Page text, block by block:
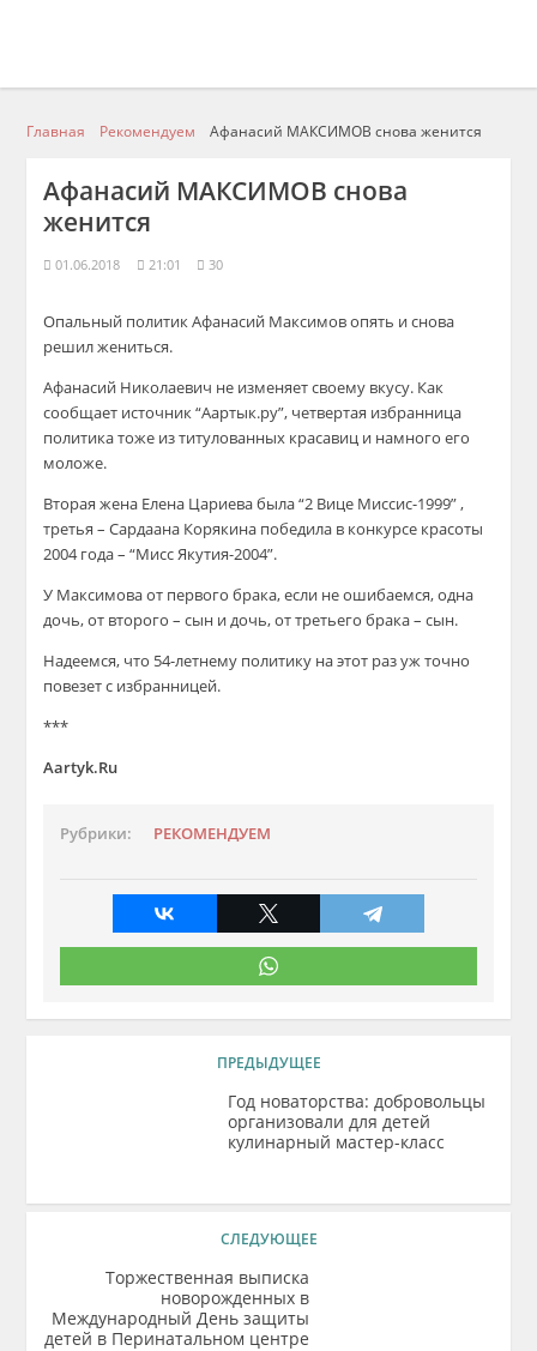
Главная Рекомендуем Афанасий МАКСИМОВ снова женится
Афанасий МАКСИМОВ снова
женится
01.06.2018 21:01 30
Опальный политик Афанасий Максимов опять и снова
решил жениться.
Афанасий Николаевич не изменяет своему вкусу. Как
сообщает источник “Аартык.ру”, четвертая избранница
политика тоже из титулованных красавиц и намного его
моложе.
Вторая жена Елена Цариева была “2 Вице Миссис-1999” ,
третья – Сардаана Корякина победила в конкурсе красоты
2004 года – “Мисс Якутия-2004”.
У Максимова от первого брака, если не ошибаемся, одна
дочь, от второго – сын и дочь, от третьего брака – сын.
Надеемся, что 54-летнему политику на этот раз уж точно
повезет с избранницей.
***
Aartyk.Ru
Рубрики: РЕКОМЕНДУЕМ
ПРЕДЫДУЩЕЕ
Год новаторства: добровольцы
организовали для детей
кулинарный мастер-класс
СЛЕДУЮЩЕЕ
Торжественная выписка
новорожденных в
Международный День защиты
детей в Перинатальном центре